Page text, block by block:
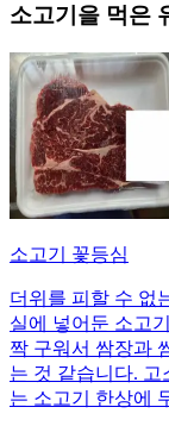
소고기 을 먹은
소고기 꽃등심
더위를 피할 수 없
실에 넣어둔 소고
짝 구워서 쌈장과
는 것 같습니다.
는 소고기 한상에